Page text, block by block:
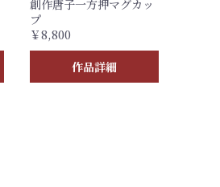
創作唐子一方押マグカッ
プ
￥8,800
作品詳細